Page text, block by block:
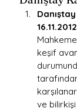
keşif
ve